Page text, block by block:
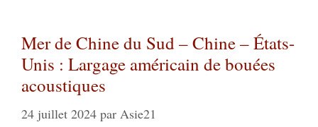
Mer de Chine du Sud – Chine – États-
Unis : Largage américain de bouées
acoustiques
24 juillet 2024 par Asie21